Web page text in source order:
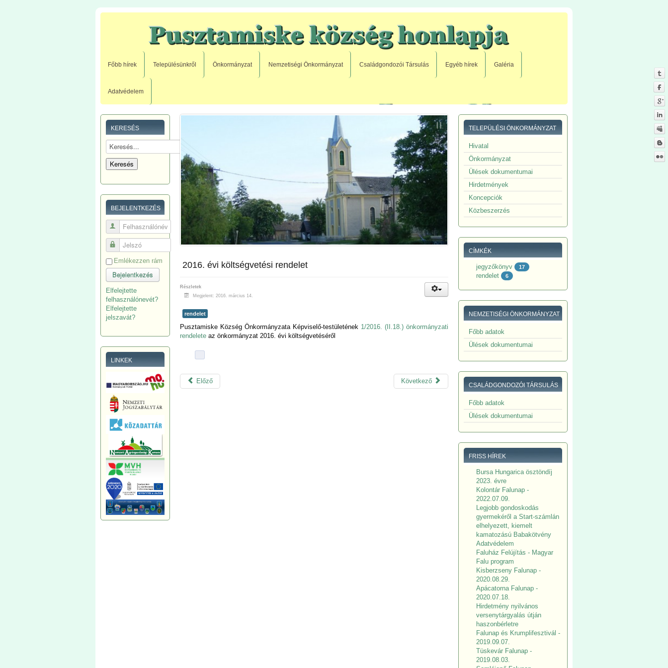
Főbb hírek Településünkről Önkormányzat Nemzetiségi Önkormányzat Családgondozói Társulás Egyéb hírek Galéria
Adatvédelem
KERESÉS
BEJELENTKEZÉS
Felhasználónév
Jelszó
Emlékezzen rám
Bejelentkezés
Elfelejtette
felhasználónevét?
Elfelejtette
jelszavát?
LINKEK
2016. évi költségvetési rendelet
Részletek
Megjelent: 2016. március 14.
rendelet
Pusztamiske Község Önkormányzata Képviselő-testületének1/2016. (II.18.) önkormányzati
rendeleteaz önkormányzat 2016. évi költségvetéséről
Előző Következő
TELEPÜLÉSI ÖNKORMÁNYZAT
Hivatal
Önkormányzat
Ülések dokumentumai
Hirdetmények
Koncepciók
Közbeszerzés
CÍMKÉK
jegyzőkönyv 17
rendelet 6
NEMZETISÉGI ÖNKORMÁNYZAT
Főbb adatok
Ülések dokumentumai
CSALÁDGONDOZÓI TÁRSULÁS
Főbb adatok
Ülések dokumentumai
FRISS HÍREK
Bursa Hungarica ösztöndíj
2023. évre
Kolontár Falunap -
2022.07.09.
Legjobb gondoskodás
gyermekéről a Start-számlán
elhelyezett, kiemelt
kamatozású Babakötvény
Adatvédelem
Faluház Felújítás - Magyar
Falu program
Kisberzseny Falunap -
2020.08.29.
Apácatorna Falunap -
2020.07.18.
Hirdetmény nyilvános
versenytárgyalás útján
haszonbérletre
Falunap és Krumplifesztivál -
2019.09.07.
Tüskevár Falunap -
2019.08.03.